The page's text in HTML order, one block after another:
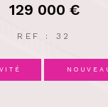
129 000 €
REF : 32